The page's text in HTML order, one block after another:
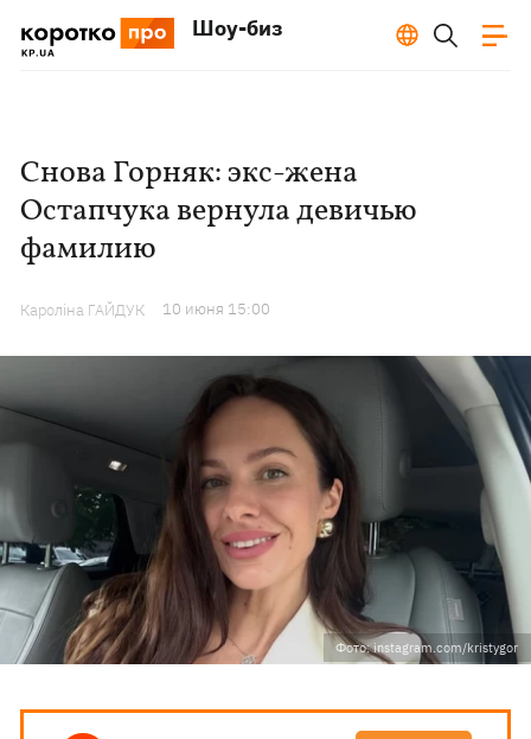
Шоу-биз
Снова Горняк: экс-жена
Остапчука вернула девичью
фамилию
Кароліна ГАЙДУК 10 июня 15:00
Фото: instagram.com/kristygor